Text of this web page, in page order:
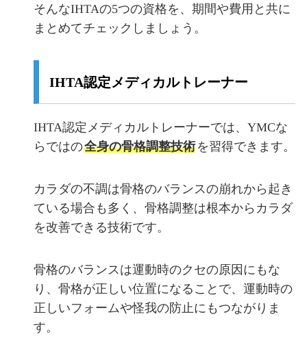
そんなIHTAの5つの資格を、期間や費用と共に
まとめてチェックしましょう。
IHTA認定メディカルトレーナー
IHTA認定メディカルトレーナーでは、YMCな
らではの全身の骨格調整技術 を習得できます。
カラダの不調は骨格のバランスの崩れから起き
ている場合も多く、骨格調整は根本からカラダ
を改善できる技術です。
骨格のバランスは運動時のクセの原因にもな
り、骨格が正しい位置になることで、運動時の
正しいフォームや怪我の防止にもつながりま
す。